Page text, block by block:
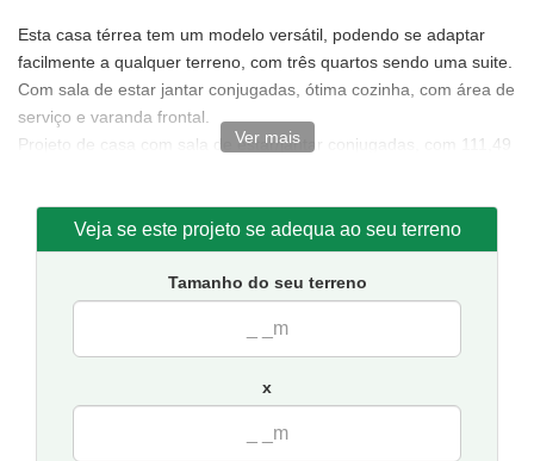
Esta casa térrea tem um modelo versátil, podendo se adaptar
facilmente a qualquer terreno, com três quartos sendo uma suite.
Com sala de estar jantar conjugadas, ótima cozinha, com área de
serviço e varanda frontal.
Projeto de casa com sala de estar/jantar conjugadas, com 111,49
Sugestão de terreno para implantação: 10 metros de frente
por 20 metros de fundos.
Ver mais
Veja se este projeto se adequa ao seu terreno
Tamanho do seu terreno
x